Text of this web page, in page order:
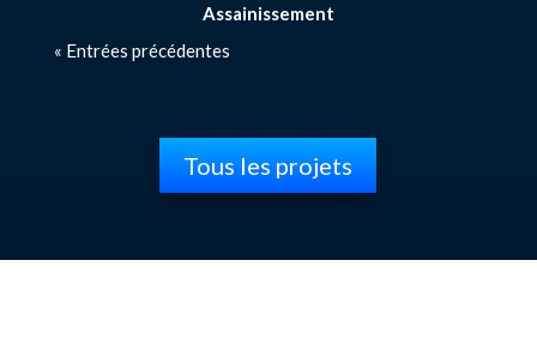
Assainissement
« Entrées précédentes
Tous les projets